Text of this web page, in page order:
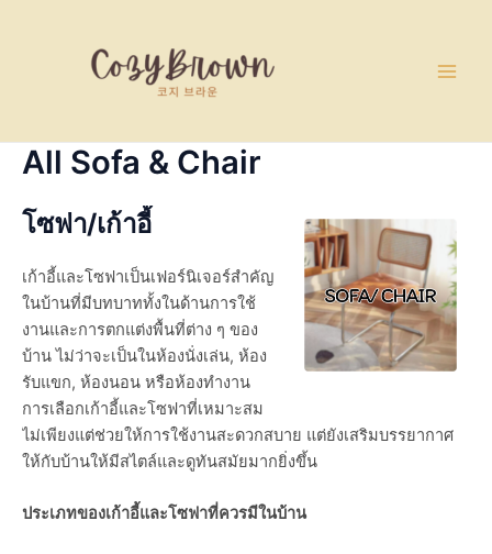
All Sofa & Chair
โซฟา/เก้าอี้
เก้าอี้และโซฟาเป็นเฟอร์นิเจอร์สำคัญ
ในบ้านที่มีบทบาททั้งในด้านการใช้
งานและการตกแต่งพื้นที่ต่าง ๆ ของ
บ้าน ไม่ว่าจะเป็นในห้องนั่งเล่น, ห้อง
รับแขก, ห้องนอน หรือห้องทำงาน
การเลือกเก้าอี้และโซฟาที่เหมาะสม
ไม่เพียงแต่ช่วยให้การใช้งานสะดวกสบาย แต่ยังเสริมบรรยากาศ
ให้กับบ้านให้มีสไตล์และดูทันสมัยมากยิ่งขึ้น
ประเภทของเก้าอี้และโซฟาที่ควรมีในบ้าน